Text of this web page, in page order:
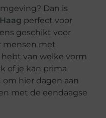
Dan is
perfect voor
geschikt voor
mensen met
hebt van welke vorm
of je kan prima
om hier dagen aan
met de eendaagse